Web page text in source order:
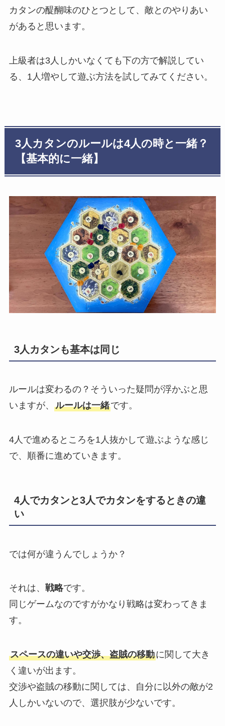
カタンの醍醐味のひとつとして、敵とのやりあい
があると思います。
上級者は3人しかいなくても下の方で解説してい
る、1人増やして遊ぶ方法を試してみてください。
3人カタンのルールは4人の時と一緒？
【基本的に一緒】
3人カタンも基本は同じ
ルールは変わるの？そういった疑問が浮かぶと思
いますが、 ルールは一緒です。
4人で進めるところを1人抜かして遊ぶような感じ
で、順番に進めていきます。
4人でカタンと3人でカタンをするときの違
い
では何が違うんでしょうか？
それは、 戦略です。
同じゲームなのですがかなり戦略は変わってきま
す。
スペースの違いや交渉、盗賊の移動に関して大き
く違いが出ます。
交渉や盗賊の移動に関しては、自分に以外の敵が2
人しかいないので、選択肢が少ないです。